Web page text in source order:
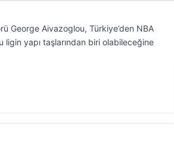
George Aivazoglou, Türkiye’den NBA
yapı taşlarından biri olabileceğine